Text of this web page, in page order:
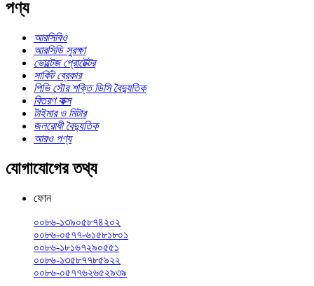
পণ্য
আরসিবিও
আরসিডি সুরক্ষা
ভোল্টেজ প্রোটেক্টর
সার্কিট ব্রেকার
পিভি সৌর শক্তি ডিসি বৈদ্যুতিক
বিতরণ বাক্স
টাইমার ও মিটার
জলরোধী বৈদ্যুতিক
আরও পণ্য
যোগাযোগের তথ্য
ফোন
০০৮৬-১৩৯০৫৮৭৪২০২
০০৮৬-০৫৭৭-৬১৫৮১৮০১
০০৮৬-১৮১৬৭২৯০৫৫১
০০৮৬-১৩৫৮৭৭৮৫৯২২
০০৮৬-০৫৭৭৬২৬৫২৯৩৯